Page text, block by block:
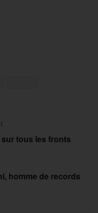
tous les fronts
homme de records